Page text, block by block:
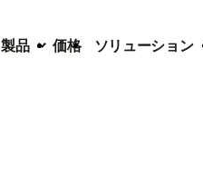
製品 価格 ソリューション